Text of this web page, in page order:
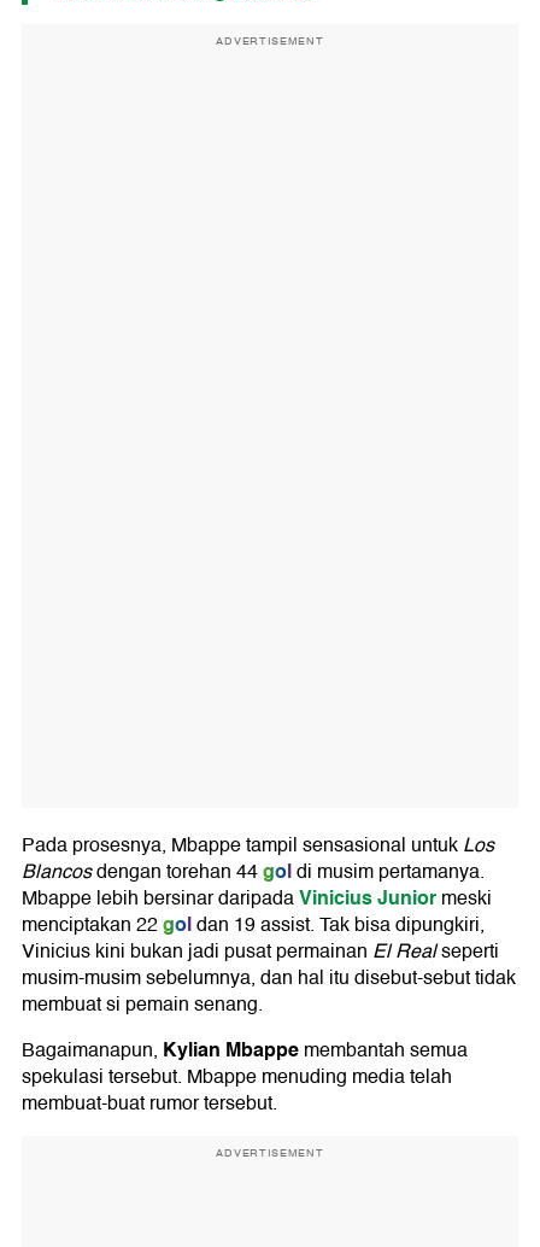
ADVERTISEMENT
Pada prosesnya, Mbappe tampil sensasional untukLos
Blancosdengan torehan 44goldi musim pertamanya.
Mbappe lebih bersinar daripadaVinicius Juniormeski
menciptakan 22goldan 19 assist. Tak bisa dipungkiri,
Vinicius kini bukan jadi pusat permainan El Realseperti
musim-musim sebelumnya, dan hal itu disebut-sebut tidak
membuat si pemain senang.
Bagaimanapun, Kylian Mbappemembantah semua
spekulasi tersebut. Mbappe menuding media telah
membuat-buat rumor tersebut.
ADVERTISEMENT